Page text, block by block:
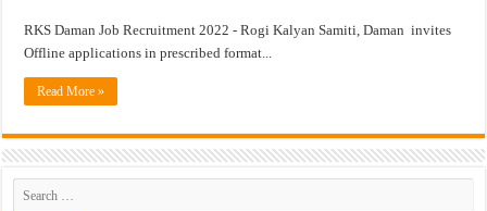
खुशखबर ! रेल्वे मध्ये ४०९८ जुनिअर इंजिनिअर पदांची मोठी भरती ; अर्ज प्रक्रिया सुरु !
RKS Daman Job Recruitment 2022 - Rogi Kalyan Samiti, Daman invites
Offline applications in prescribed format...
Read More »